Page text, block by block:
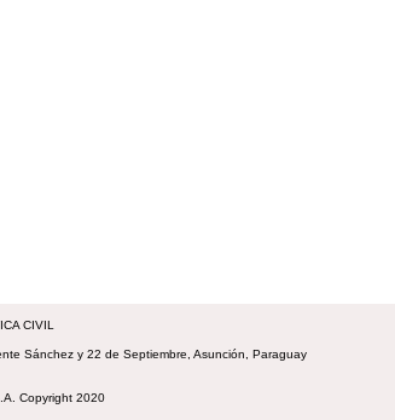
CIVIL
Sánchez y 22 de Septiembre, Asunción, Paraguay
Copyright 2020